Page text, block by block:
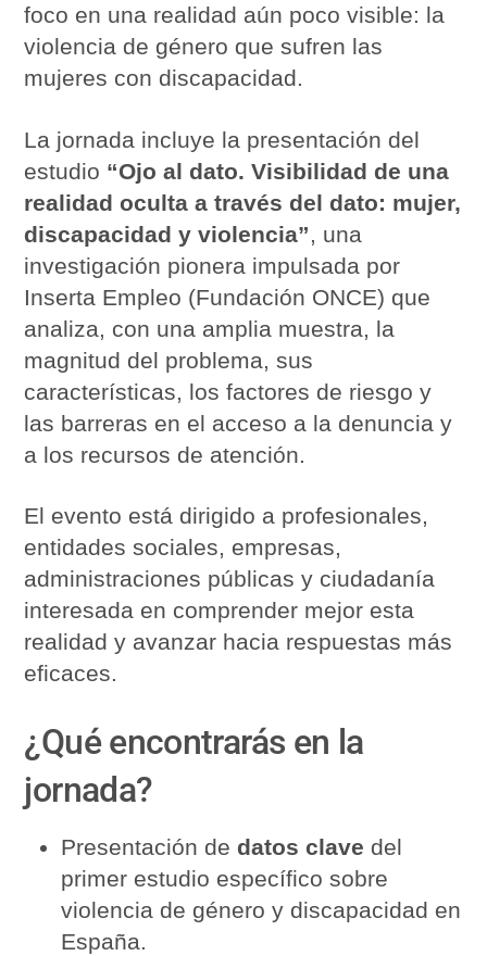
foco en una realidad aún poco visible: la
violencia de género que sufren las
mujeres con discapacidad.
La jornada incluye la presentación del
estudio “Ojo al dato. Visibilidad de una
realidad oculta a través del dato: mujer,
discapacidad y violencia”, una
investigación pionera impulsada por
Inserta Empleo (Fundación ONCE) que
analiza, con una amplia muestra, la
magnitud del problema, sus
características, los factores de riesgo y
las barreras en el acceso a la denuncia y
a los recursos de atención.
El evento está dirigido a profesionales,
entidades sociales, empresas,
administraciones públicas y ciudadanía
interesada en comprender mejor esta
realidad y avanzar hacia respuestas más
eficaces.
¿Qué encontrarás en la
jornada?
Presentación de datos clave del
primer estudio específico sobre
violencia de género y discapacidad en
España.